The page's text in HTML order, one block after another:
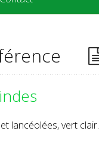
lancéolées, vert clair.